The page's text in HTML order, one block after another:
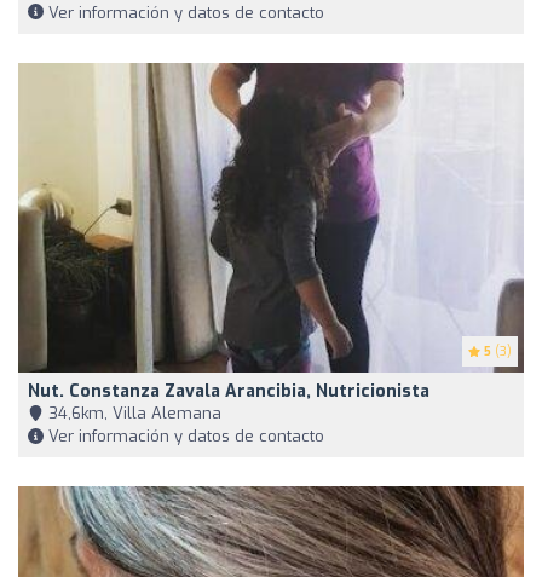
Ver información y datos de contacto
5 (3)
Nut. Constanza Zavala Arancibia, Nutricionista
34,6km, Villa Alemana
Ver información y datos de contacto